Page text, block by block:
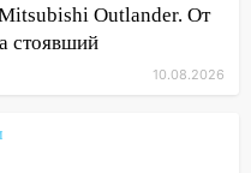
и 39 получили
на
Outlander. От
стоявший
10.08.2026